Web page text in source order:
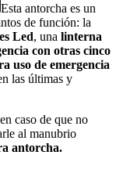
Esta antorcha es un
de función: la
Led, una linterna
con otras cinco
uso de emergencia
las últimas y
caso de que no
al manubrio
antorcha.